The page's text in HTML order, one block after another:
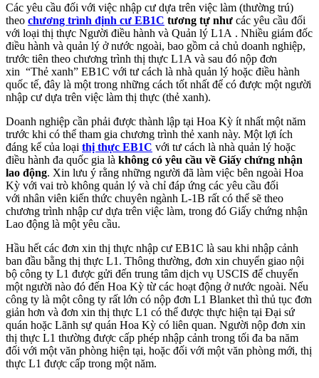
Các yêu cầu đối với việc nhập cư dựa trên việc làm (thường trú)
theo chương trình định cư EB1C tương tự như các yêu cầu đối
với loại thị thực Người điều hành và Quản lý L1A . Nhiều giám đốc
điều hành và quản lý ở nước ngoài, bao gồm cả chủ doanh nghiệp,
trước tiên theo chương trình thị thực L1A và sau đó nộp đơn
xin “Thẻ xanh” EB1C với tư cách là nhà quản lý hoặc điều hành
quốc tế, đây là một trong những cách tốt nhất để có được một người
nhập cư dựa trên việc làm thị thực (thẻ xanh).
Doanh nghiệp cần phải được thành lập tại Hoa Kỳ ít nhất một năm
trước khi có thể tham gia chương trình thẻ xanh này. Một lợi ích
đáng kể của loại thị thực EB1C với tư cách là nhà quản lý hoặc
điều hành đa quốc gia là không có yêu cầu về Giấy chứng nhận
lao động. Xin lưu ý rằng những người đã làm việc bên ngoài Hoa
Kỳ với vai trò không quản lý và chỉ đáp ứng các yêu cầu đối
với nhân viên kiến ​​thức chuyên ngành L-1B rất có thể sẽ theo
chương trình nhập cư dựa trên việc làm, trong đó Giấy chứng nhận
Lao động là một yêu cầu.
Hầu hết các đơn xin thị thực nhập cư EB1C là sau khi nhập cảnh
ban đầu bằng thị thực L1. Thông thường, đơn xin chuyển giao nội
bộ công ty L1 được gửi đến trung tâm dịch vụ USCIS để chuyển
một người nào đó đến Hoa Kỳ từ các hoạt động ở nước ngoài. Nếu
công ty là một công ty rất lớn có nộp đơn L1 Blanket thì thủ tục đơn
giản hơn và đơn xin thị thực L1 có thể được thực hiện tại Đại sứ
quán hoặc Lãnh sự quán Hoa Kỳ có liên quan. Người nộp đơn xin
thị thực L1 thường được cấp phép nhập cảnh trong tối đa ba năm
đối với một văn phòng hiện tại, hoặc đối với một văn phòng mới, thị
thực L1 được cấp trong một năm.